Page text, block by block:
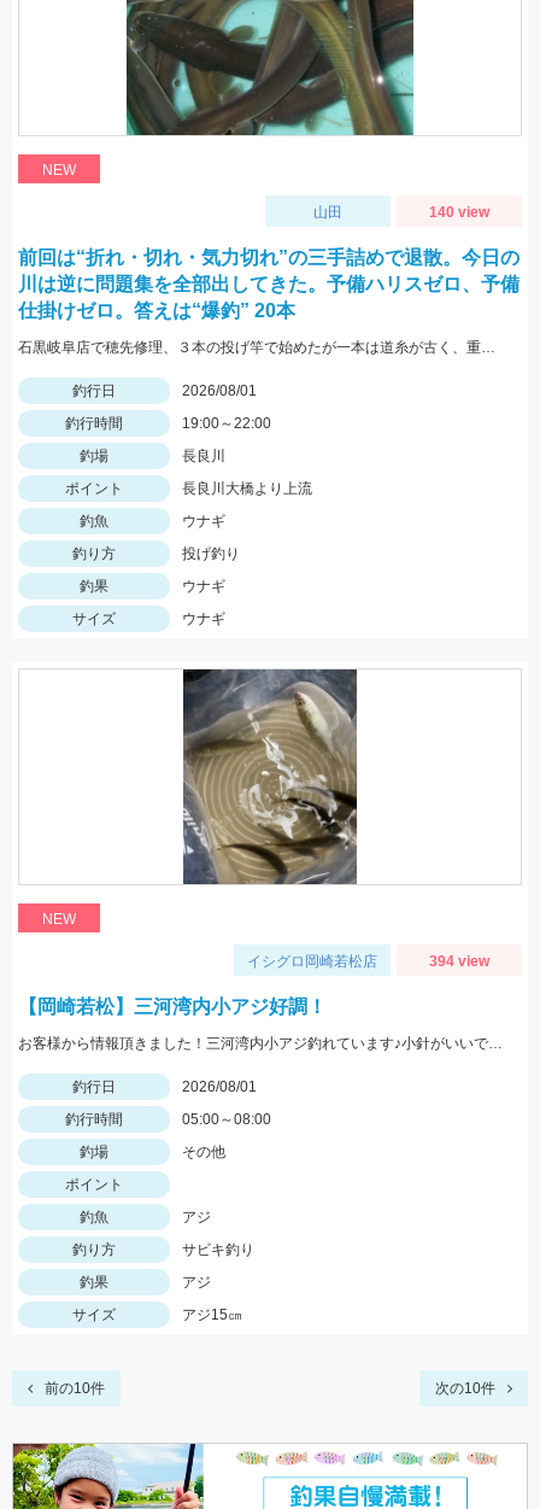
NEW
山田 140 view
前回は“折れ・切れ・気力切れ”の三手詰めで退散。今日の
川は逆に問題集を全部出してきた。予備ハリスゼロ、予備
仕掛けゼロ。答えは“爆釣” 20本
石黒岐阜店で穂先修理、３本の投げ竿で始めたが一本は道糸が古く、重りを付けて投げると切れてしまい使用できず、２本でやったが仕掛けを投げると同じ調子で鈴がなり中〜良型が釣れる休むこともできず終了後に数えたら答えは20本
釣行日
2026/08/01
釣行時間
19:00～22:00
釣場
長良川
ポイント
長良川大橋より上流
釣魚
ウナギ
釣り方
投げ釣り
釣果
ウナギ
サイズ
ウナギ
NEW
イシグロ岡崎若松店 394 view
【岡崎若松】三河湾内小アジ好調！
お客様から情報頂きました！三河湾内小アジ釣れています♪小針がいいですよ！針のサイズは3～4号がいいです！
釣行日
2026/08/01
釣行時間
05:00～08:00
釣場
その他
ポイント
釣魚
アジ
釣り方
サビキ釣り
釣果
アジ
サイズ
アジ15㎝
前の10件 次の10件